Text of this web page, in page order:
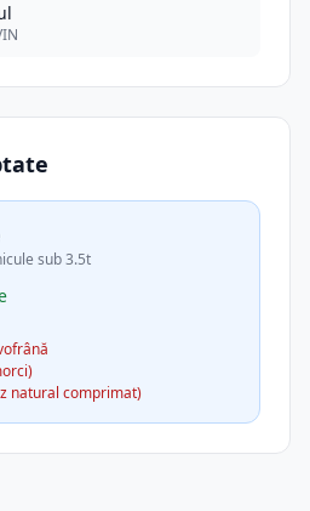
sub 3.5t
natural comprimat)